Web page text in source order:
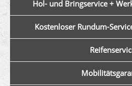
Hol- und Bringservice +
Kostenloser Rundum-